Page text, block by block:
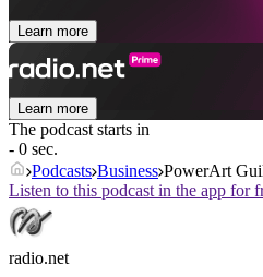
Learn more
Learn more
The podcast starts in
- 0 sec.
Podcasts Business PowerArt
Listen to this podcast in the app for
radio.net